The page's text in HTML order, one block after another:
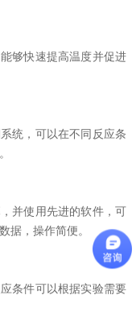
够快速提高温度并促进
统，可以在不同反应条
并使用先进的软件，可
据，操作简便。
条件可以根据实验需要